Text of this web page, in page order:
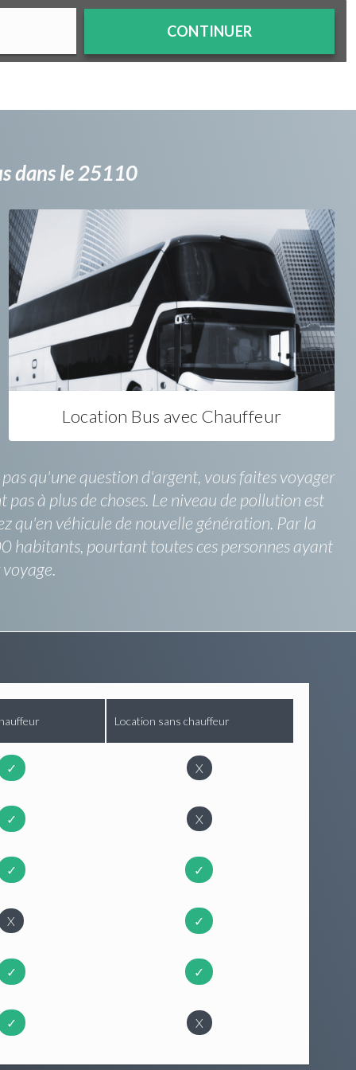
CONTINUER
dans le 25110
Location Bus avec Chauffeur
qu'une question d'argent, vous faites voyager
à plus de choses. Le niveau de pollution est
qu'en véhicule de nouvelle génération. Par la
habitants, pourtant toutes ces personnes ayant
Location sans chauffeur
✓ X
✓ X
✓ ✓
X ✓
✓ ✓
✓ X